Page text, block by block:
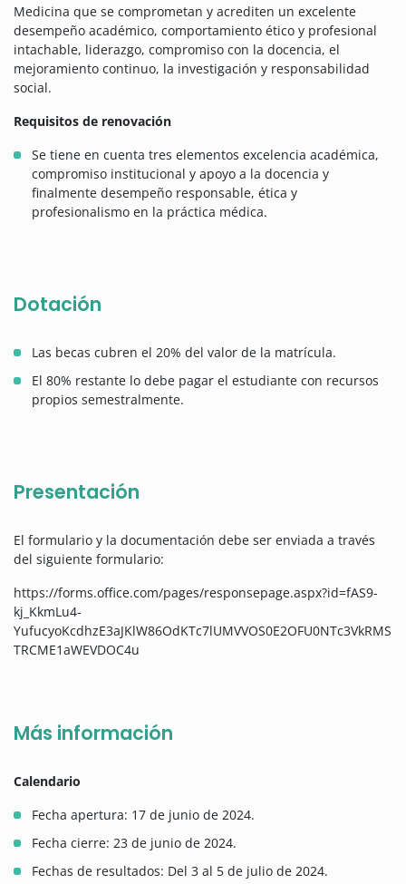
Medicina que se comprometan y acrediten un excelente
desempeño académico, comportamiento ético y profesional
intachable, liderazgo, compromiso con la docencia, el
mejoramiento continuo, la investigación y responsabilidad
social.
Requisitos de renovación
Se tiene en cuenta tres elementos excelencia académica,
compromiso institucional y apoyo a la docencia y
finalmente desempeño responsable, ética y
profesionalismo en la práctica médica.
Dotación
Las becas cubren el 20% del valor de la matrícula.
El 80% restante lo debe pagar el estudiante con recursos
propios semestralmente.
Presentación
El formulario y la documentación debe ser enviada a través
del siguiente formulario:
https://forms.office.com/pages/responsepage.aspx?id=fAS9-
kj_KkmLu4-
YufucyoKcdhzE3aJKlW86OdKTc7lUMVVOS0E2OFU0NTc3VkRMS
TRCME1aWEVDOC4u
Más información
Calendario
Fecha apertura: 17 de junio de 2024.
Fecha cierre: 23 de junio de 2024.
Fechas de resultados: Del 3 al 5 de julio de 2024.